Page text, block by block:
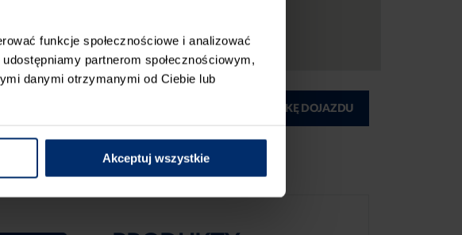
funkcje społecznościowe i analizować
partnerom społecznościowym,
danymi otrzymanymi od Ciebie lub
Akceptuj wszystkie
DRUKUJ MAPKĘ DOJAZDU